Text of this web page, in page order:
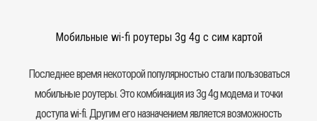
Мобильные wi-fi роутеры 3g 4g с сим картой
Последнее время некоторой популярностью стали пользоваться
мобильные роутеры. Это комбинация из 3g 4g модема и точки
доступа wi-fi. Другим его назначением является возможность